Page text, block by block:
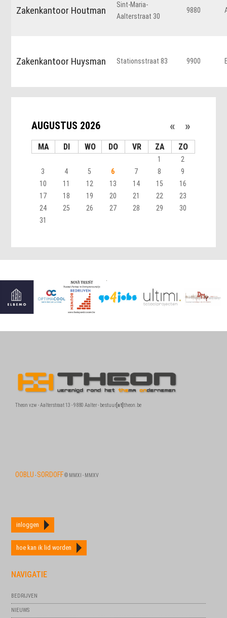
Zakenkantoor Houtman
Sint-Maria-
Aalterstraat 30
9880
Zakenkantoor Huysman Stationsstraat 83 9900
AUGUSTUS 2026 « »
MA DI WO DO VR ZA ZO
1
2
3
4 5 6 7 8
9
10
11 12 13 14 15
16
17
18 19 20 21 22
23
24
25 26 27 28 29
30
31
Theon vzw - Aalterstraat 13 - 9880 Aalter - bestuur [at]theon.be
OOBLU - SORDOFF© MMXI - MMXV
inloggen
hoe kan ik lid worden
NAVIGATIE
BEDRIJVEN
NIEUWS